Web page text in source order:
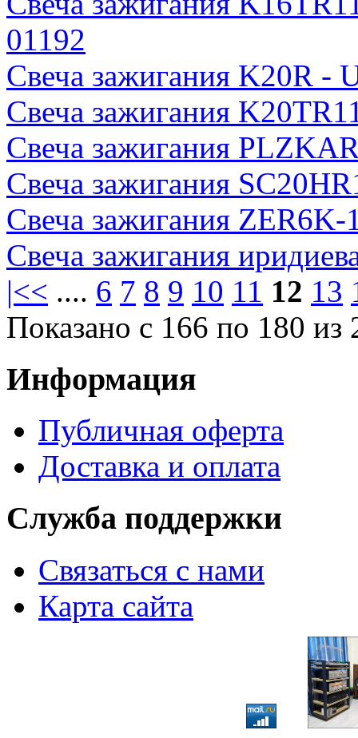
01192
Свеча зажигания K20R -
Свеча зажигания
Свеча зажигания
Свеча зажигания
Свеча зажигания
Свеча зажигания
|<< .... 6 7 8 9 10 11 12 13
Показано с 166 по 180 из
Информация
Публичная оферта
Доставка и оплата
Служба поддержки
Связаться с нами
Карта сайта